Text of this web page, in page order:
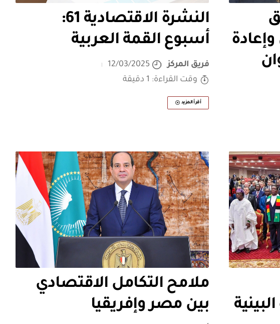
النشرة الاقتصادية 61:
أسبوع القمة العربية
فريق المركز
12/03/2025
وقت القراءة: 1 دقيقة
أقرأ المزيد
ملامح التكامل الاقتصادي
بين مصر وإفريقيا